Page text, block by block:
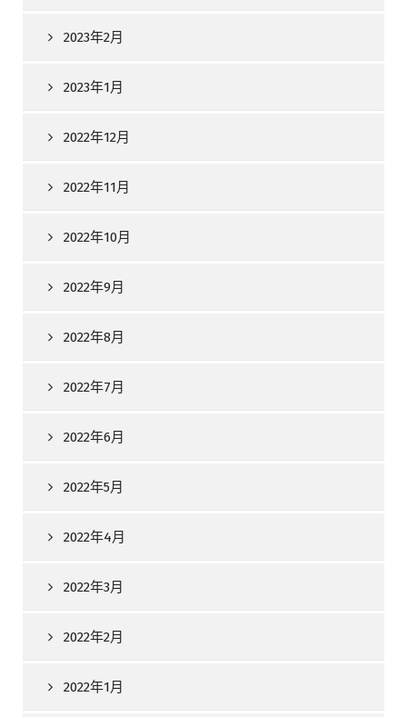
2023年2月
2023年1月
2022年12月
2022年11月
2022年10月
2022年9月
2022年8月
2022年7月
2022年6月
2022年5月
2022年4月
2022年3月
2022年2月
2022年1月